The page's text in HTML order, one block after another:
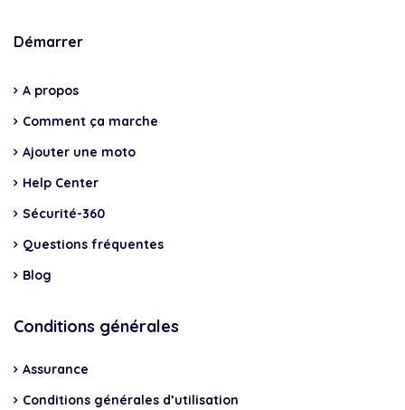
Démarrer
A propos
Comment ça marche
Ajouter une moto
Help Center
Sécurité-360
Questions fréquentes
Blog
Conditions générales
Assurance
Conditions générales d’utilisation